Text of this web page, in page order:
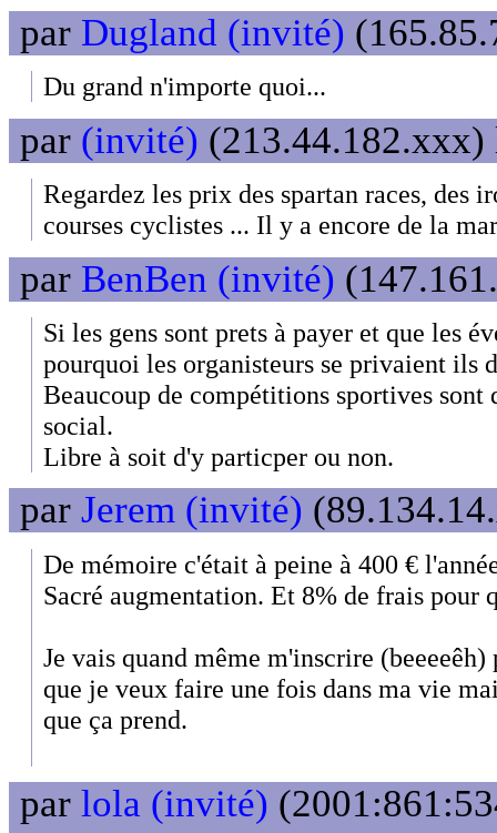
par Dugland (invité)
Du grand n'importe quoi...
par (invité) (213.44.182.xxx)
Regardez les prix des spartan races, des
courses cyclistes ... Il y a encore de la
par BenBen (invité)
Si les gens sont prets à payer et que les
pourquoi les organisteurs se privaient ils
Beaucoup de compétitions sportives sont
social.
Libre à soit d'y particper ou non.
par Jerem (invité)
De mémoire c'était à peine à 400 €
Sacré augmentation. Et 8% de frais pour
Je vais quand même m'inscrire (beeeeêh)
que je veux faire une fois dans ma vie
que ça prend.
par lola (invité)